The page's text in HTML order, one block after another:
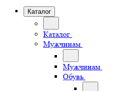
Каталог
Каталог
Мужчинам
Мужчинам
Обувь